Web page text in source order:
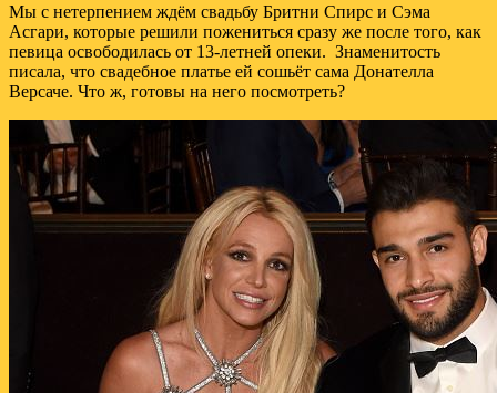
Мы с нетерпением ждём свадьбу Бритни Спирс и Сэма
Асгари, которые решили пожениться сразу же после того, как
певица освободилась от 13-летней опеки. Знаменитость
писала, что свадебное платье ей сошьёт сама Донателла
Версаче. Что ж, готовы на него посмотреть?